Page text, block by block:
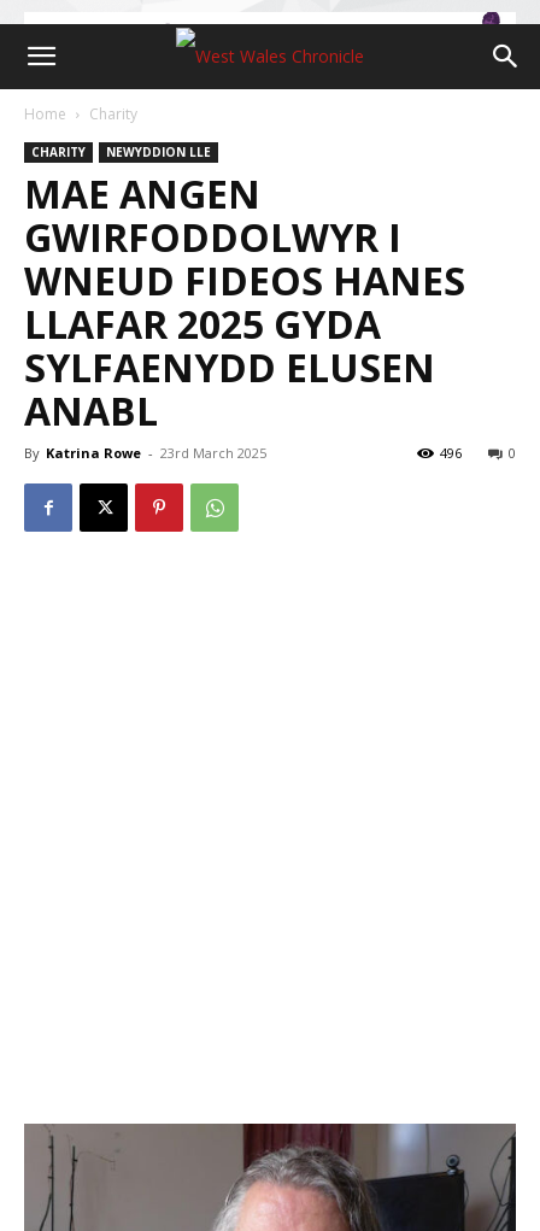
Home Charity
CHARITY NEWYDDION LLE
MAE ANGEN
GWIRFODDOLWYR I
WNEUD FIDEOS HANES
LLAFAR 2025 GYDA
SYLFAENYDD ELUSEN
ANABL
By Katrina Rowe - 23rd March 2025 0
496